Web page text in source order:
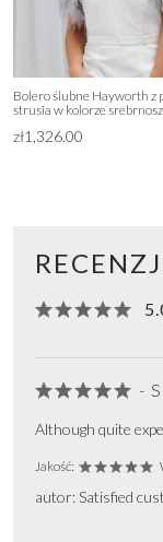
Bolero ślubne Hayworth z
strusia w kolorze
zł1,326.00
-
Although quite
Jakość:
autor: Satisfied